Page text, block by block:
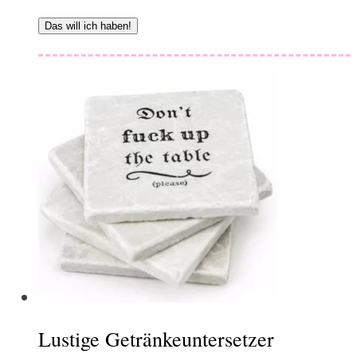
Das will ich haben!
Lustige Getränkeuntersetzer